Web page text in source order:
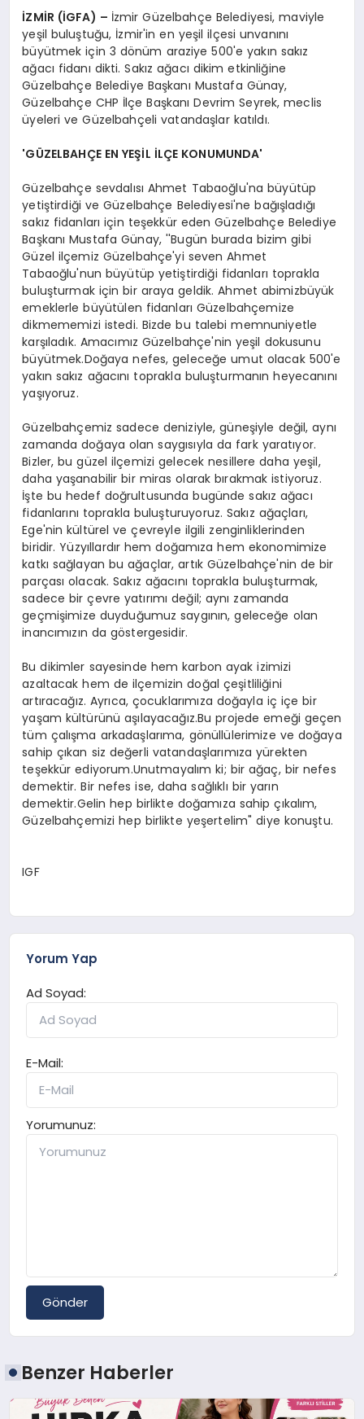
İZMİR (İGFA) – İzmir Güzelbahçe Belediyesi, maviyle
yeşil buluştuğu, İzmir'in en yeşil ilçesi unvanını
büyütmek için 3 dönüm araziye 500'e yakın sakız
ağacı fidanı dikti. Sakız ağacı dikim etkinliğine
Güzelbahçe Belediye Başkanı Mustafa Günay,
Güzelbahçe CHP İlçe Başkanı Devrim Seyrek, meclis
üyeleri ve Güzelbahçeli vatandaşlar katıldı.
'GÜZELBAHÇE EN YEŞİL İLÇE KONUMUNDA'
Güzelbahçe sevdalısı Ahmet Tabaoğlu'na büyütüp
yetiştirdiği ve Güzelbahçe Belediyesi'ne bağışladığı
sakız fidanları için teşekkür eden Güzelbahçe Belediye
Başkanı Mustafa Günay, ''Bugün burada bizim gibi
Güzel ilçemiz Güzelbahçe'yi seven Ahmet
Tabaoğlu'nun büyütüp yetiştirdiği fidanları toprakla
buluşturmak için bir araya geldik. Ahmet abimizbüyük
emeklerle büyütülen fidanları Güzelbahçemize
dikmememizi istedi. Bizde bu talebi memnuniyetle
karşıladık. Amacımız Güzelbahçe'nin yeşil dokusunu
büyütmek.Doğaya nefes, geleceğe umut olacak 500'e
yakın sakız ağacını toprakla buluşturmanın heyecanını
yaşıyoruz.
Güzelbahçemiz sadece deniziyle, güneşiyle değil, aynı
zamanda doğaya olan saygısıyla da fark yaratıyor.
Bizler, bu güzel ilçemizi gelecek nesillere daha yeşil,
daha yaşanabilir bir miras olarak bırakmak istiyoruz.
İşte bu hedef doğrultusunda bugünde sakız ağacı
fidanlarını toprakla buluşturuyoruz. Sakız ağaçları,
Ege'nin kültürel ve çevreyle ilgili zenginliklerinden
biridir. Yüzyıllardır hem doğamıza hem ekonomimize
katkı sağlayan bu ağaçlar, artık Güzelbahçe'nin de bir
parçası olacak. Sakız ağacını toprakla buluşturmak,
sadece bir çevre yatırımı değil; aynı zamanda
geçmişimize duyduğumuz saygının, geleceğe olan
inancımızın da göstergesidir.
Bu dikimler sayesinde hem karbon ayak izimizi
azaltacak hem de ilçemizin doğal çeşitliliğini
artıracağız. Ayrıca, çocuklarımıza doğayla iç içe bir
yaşam kültürünü aşılayacağız.Bu projede emeği geçen
tüm çalışma arkadaşlarıma, gönüllülerimize ve doğaya
sahip çıkan siz değerli vatandaşlarımıza yürekten
teşekkür ediyorum.Unutmayalım ki; bir ağaç, bir nefes
demektir. Bir nefes ise, daha sağlıklı bir yarın
demektir.Gelin hep birlikte doğamıza sahip çıkalım,
Güzelbahçemizi hep birlikte yeşertelim" diye konuştu.
IGF
Yorum Yap
Ad Soyad:
E-Mail:
Yorumunuz:
Gönder
Benzer Haberler